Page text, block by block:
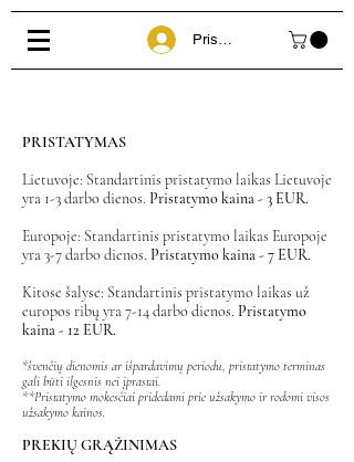
Prisijungti
PRISTATYMAS
Lietuvoje: Standartinis pristatymo laikas Lietuvoje
yra 1-3 darbo dienos. Pristatymo kaina - 3 EUR.
Europoje: Standartinis pristatymo laikas Europoje
yra 3-7 darbo dienos. Pristatymo kaina - 7 EUR.
Kitose šalyse: Standartinis pristatymo laikas už
europos ribų yra 7-14 darbo dienos. Pristatymo
kaina - 12 EUR.
*švenčių dienomis ar išpardavimų periodu, pristatymo terminas
gali būti ilgesnis nei įprastai.
**Pristatymo mokesčiai pridedami prie užsakymo ir rodomi visos
užsakymo kainos.
PREKIŲ GRĄŽINIMAS